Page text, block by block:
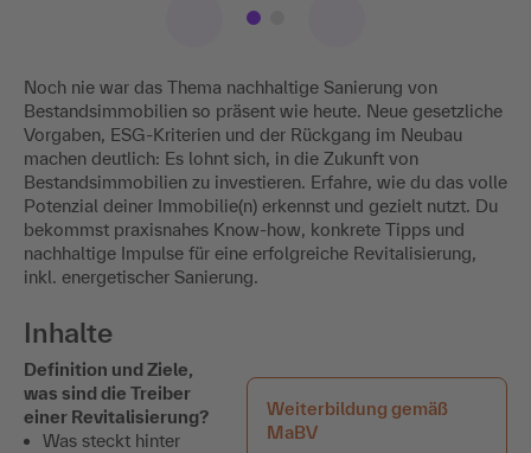
Noch nie war das Thema nachhaltige Sanierung von
Bestandsimmobilien so präsent wie heute. Neue gesetzliche
Vorgaben, ESG-Kriterien und der Rückgang im Neubau
machen deutlich: Es lohnt sich, in die Zukunft von
Bestandsimmobilien zu investieren. Erfahre, wie du das volle
Potenzial deiner Immobilie(n) erkennst und gezielt nutzt. Du
bekommst praxisnahes Know-how, konkrete Tipps und
nachhaltige Impulse für eine erfolgreiche Revitalisierung,
inkl. energetischer Sanierung.
Inhalte
Weiterbildung gemäß
MaBV
Definition und Ziele,
was sind die Treiber
einer Revitalisierung?
Was steckt hinter